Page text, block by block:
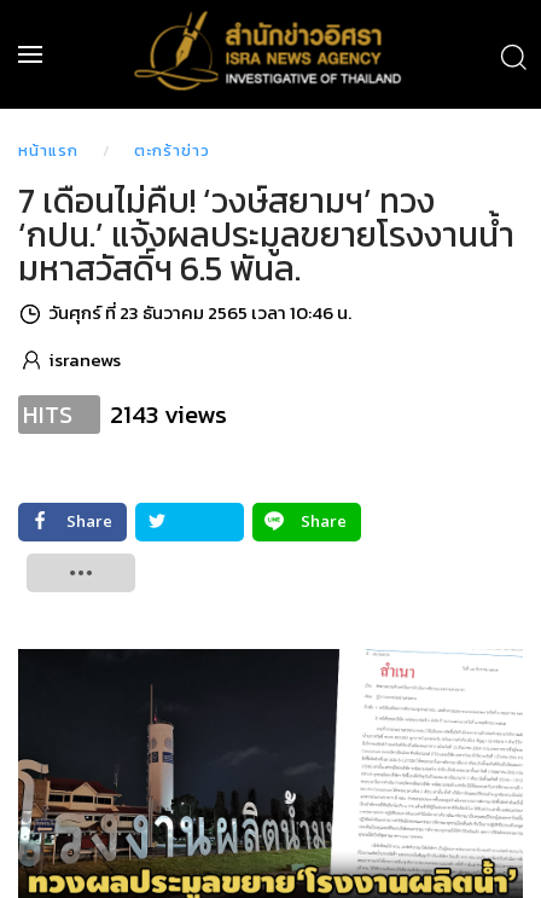
หน้าแรก ตะกร้าข่าว
7 เดือนไม่คืบ! ‘วงษ์สยามฯ’ ทวง
‘กปน.’ แจ้งผลประมูลขยายโรงงานน้ำ
มหาสวัสดิ์ฯ 6.5 พันล.
วันศุกร์ ที่ 23 ธันวาคม 2565 เวลา 10:46 น.
isranews
HITS 2143 views
Share
Share